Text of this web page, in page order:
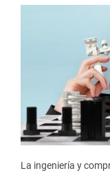
La ingeniería y